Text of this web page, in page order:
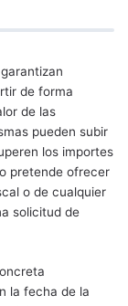
de forma
de las
pueden subir
los importes
pretende ofrecer
o de cualquier
solicitud de
la fecha de la